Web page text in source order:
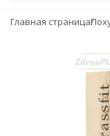
Главная страница